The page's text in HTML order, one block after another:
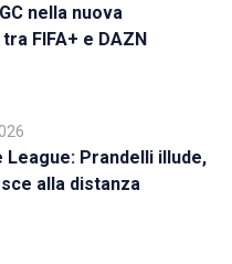
nella nuova
FIFA+ e DAZN
Prandelli illude,
alla distanza